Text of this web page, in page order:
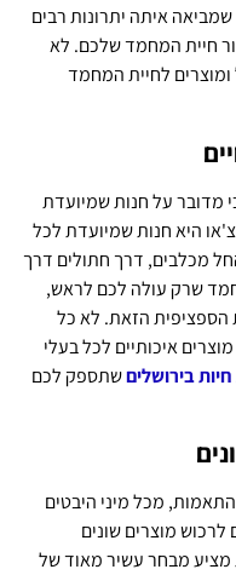
איתה יתרונות רבים
חיית המחמד שלכם. לא
לחיית המחמד
מדובר על חנות שמיועדת
היא חנות שמיועדת לכל
מכלבים, דרך חתולים דרך
שרק עולה לכם לראש,
הספציפית הזאת. לא כל
איכותיים לכל בעלי
בירושליםשתספק לכם
מכל מיני היבטים
מוצרים שונים
מבחר עשיר מאוד של